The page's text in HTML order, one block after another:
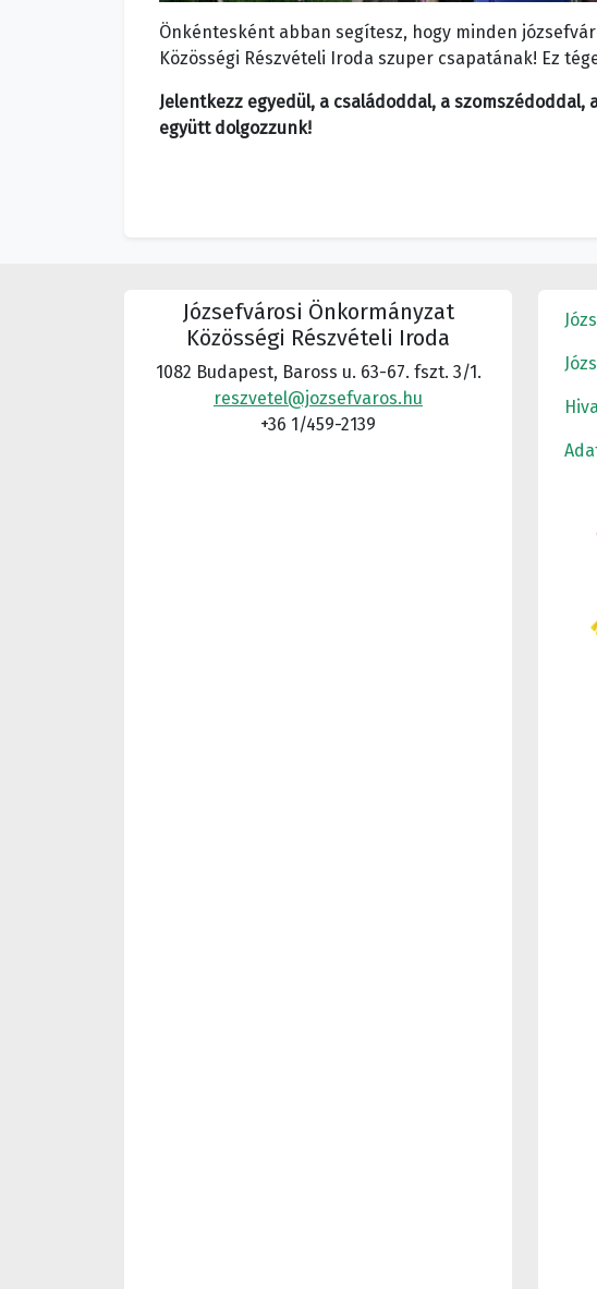
Önkéntesként abban segítesz, hogy minden
Közösségi Részvételi Iroda szuper csapatának! Ez
Jelentkezz egyedül, a családoddal, a
együtt dolgozzunk!
Józsefvárosi Önkormányzat
Közösségi Részvételi Iroda
1082 Budapest, Baross u. 63-67. fszt. 3/1.
reszvetel@jozsefvaros.hu
+36 1/459-2139